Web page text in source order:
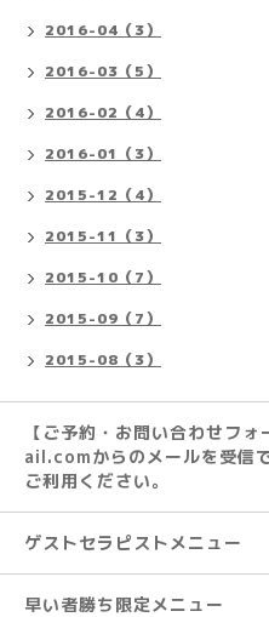
2016-04（3）
2016-03（5）
2016-02（4）
2016-01（3）
2015-12（4）
2015-11（3）
2015-10（7）
2015-09（7）
2015-08（3）
【ご予約・お問い合わせ
ail.comからのメールを受信
ご利用ください。
ゲストセラピストメニュー
早い者勝ち限定メニュー